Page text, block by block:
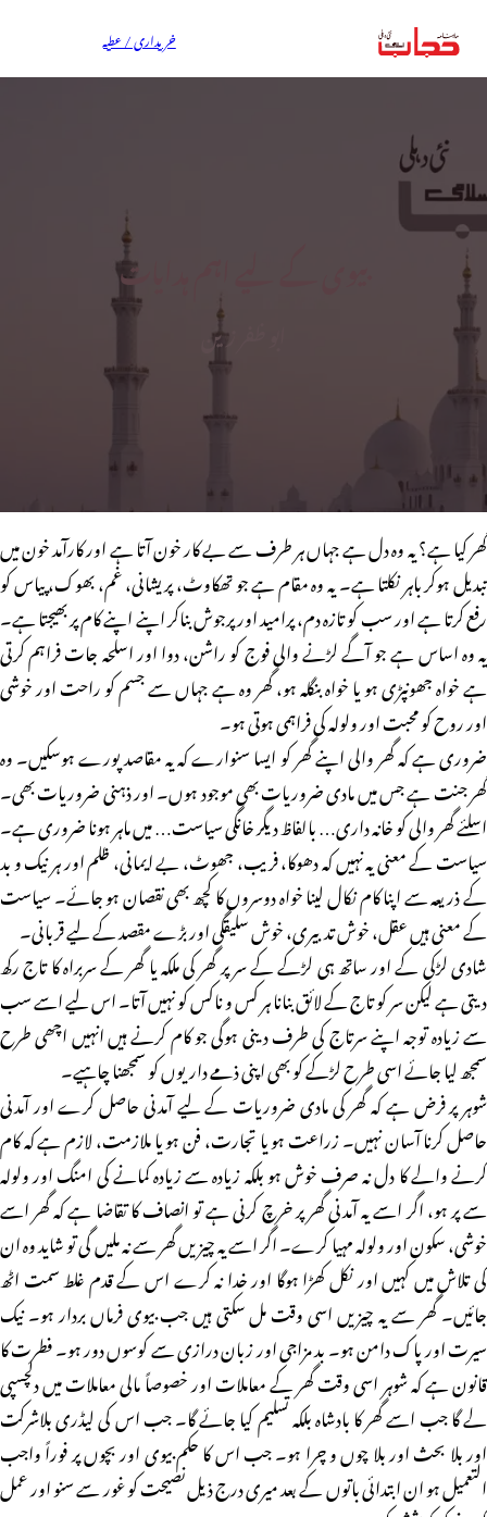
خریداری / عطیہ
بیوی کے لیے اہم ہدایات
ابو ظفر زین
گھر کیا ہے؟ یہ وہ دل ہے جہاں ہر طرف سے بے کار خون آتا ہے اور کارآمد خون میں
تبدیل ہوکر باہر نکلتا ہے۔ یہ وہ مقام ہے جو تھکاوٹ، پریشانی، غم، بھوک، پیاس کو
رفع کرتا ہے اور سب کو تازہ دم، پرامید اور پرجوش بناکر اپنے اپنے کام پر بھیجتا ہے۔
یہ وہ اساس ہے جو آگے لڑنے والی فوج کو راشن، دوا اور اسلحہ جات فراہم کرتی
ہے خواہ جھونپڑی ہو یا خواہ بنگلہ ہو، گھر وہ ہے جہاں سے جسم کو راحت اور خوشی
اور روح کو محبت اور ولولہ کی فراہمی ہوتی ہو۔
ضروری ہے کہ گھر والی اپنے گھر کو ایسا سنوارے کہ یہ مقاصد پورے ہوسکیں۔ وہ
گھر جنت ہے جس میں مادی ضروریات بھی موجود ہوں۔ اور ذہنی ضروریات بھی۔
اسلئے گھر والی کو خانہ داری… بالفاظ دیگر خانگی سیاست… میں ماہر ہونا ضروری ہے۔
سیاست کے معنی یہ نہیں کہ دھوکا، فریب، جھوٹ، بے ایمانی، ظلم اور ہر نیک و بد
کے ذریعہ سے اپنا کام نکال لینا خواہ دوسروں کا کچھ بھی نقصان ہو جائے۔ سیاست
کے معنی ہیں عقل، خوش تدبیری، خوش سلیقگی اور بڑے مقصد کے لیے قربانی۔
شادی لڑکی کے اور ساتھ ہی لڑکے کے سر پر گھر کی ملکہ یا گھر کے سربراہ کا تاج رکھ
دیتی ہے لیکن سر کو تاج کے لائق بنانا ہر کس و ناکس کو نہیں آتا۔ اس لیے اسے سب
سے زیادہ توجہ اپنے سرتاج کی طرف دینی ہوگی جو کام کرنے ہیں انہیں اچھی طرح
سمجھ لیا جائے اسی طرح لڑکے کو بھی اپنی ذمے داریوں کو سمجھنا چاہیے۔
شوہر پر فرض ہے کہ گھر کی مادی ضروریات کے لیے آمدنی حاصل کرے اور آمدنی
حاصل کرنا آسان نہیں۔ زراعت ہو یا تجارت، فن ہو یا ملازمت، لازم ہے کہ کام
کرنے والے کا دل نہ صرف خوش ہو بلکہ زیادہ سے زیادہ کمانے کی امنگ اور ولولہ
سے پر ہو، اگر اسے یہ آمدنی گھر پر خرچ کرنی ہے تو انصاف کا تقاضا ہے کہ گھر اسے
خوشی، سکون اور ولولہ مہیا کرے۔ اگر اسے یہ چیزیں گھر سے نہ ملیں گی تو شاید وہ ان
کی تلاش میں کہیں اور نکل کھڑا ہوگا اور خدا نہ کرے اس کے قدم غلط سمت اٹھ
جائیں۔ گھر سے یہ چیزیں اسی وقت مل سکتی ہیں جب بیوی فرماں بردار ہو۔ نیک
سیرت اور پاک دامن ہو۔ بد مزاجی اور زبان درازی سے کوسوں دور ہو۔ فطرت کا
قانون ہے کہ شوہر اسی وقت گھر کے معاملات اور خصوصاً مالی معاملات میں دلچسپی
لے گا جب اسے گھر کا بادشاہ بلکہ تسلیم کیا جائے گا۔ جب اس کی لیڈری بلاشرکت
اور بلا بحث اور بلا چوں و چرا ہو۔ جب اس کا حکم بیوی اور بچوں پر فوراً واجب
التعمیل ہو ان ابتدائی باتوں کے بعد میری درج ذیل نصیحت کو غور سے سنو اور عمل